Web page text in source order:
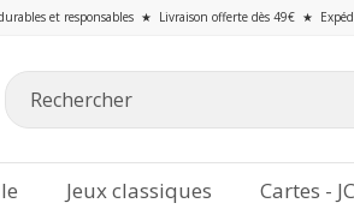
et responsables ★ Livraison offerte dès 49€ ★
Jeux classiques Cartes -